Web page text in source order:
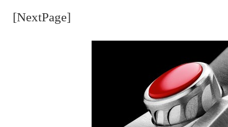
[NextPage]